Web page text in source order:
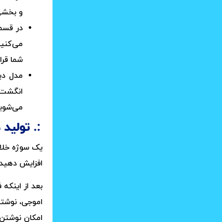
و
در
شما
یک سوژه
افزایش دهید. در ابتدا فقط
بعد از
اموجی،
امکان